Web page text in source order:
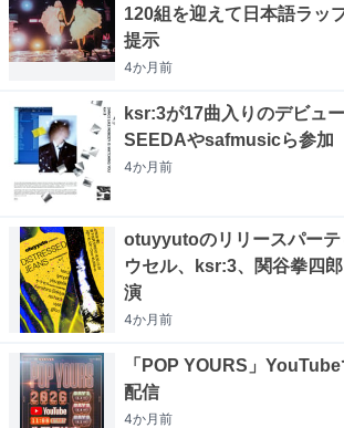
120組を迎えて日本語ラッ
提示
4か月前
ksr:3が17曲入りのデビュ
SEEDAやsafmusicら参加
4か月前
otuyyutoのリリースパー
ウセル、ksr:3、関谷拳四
演
4か月前
「POP YOURS」
配信
4か月前